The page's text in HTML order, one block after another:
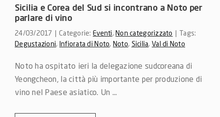
Sicilia e Corea del Sud si incontrano a Noto per
parlare di vino
24/03/2017 | Categorie: Eventi,Non categorizzato | Tags:
Degustazioni, Infiorata di Noto, Noto, Sicilia,Val di Noto
Noto ha ospitato ieri la delegazione sudcoreana di
Yeongcheon, la città più importante per produzione di
vino nel Paese asiatico. Un ...